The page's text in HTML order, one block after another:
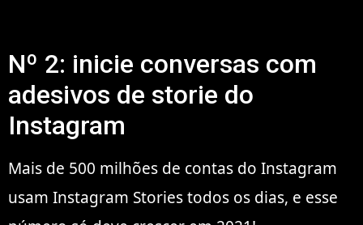
Nº 2: inicie conversas com
adesivos de storie do
Instagram
Mais de 500 milhões de contas do Instagram
usam Instagram Stories todos os dias, e esse